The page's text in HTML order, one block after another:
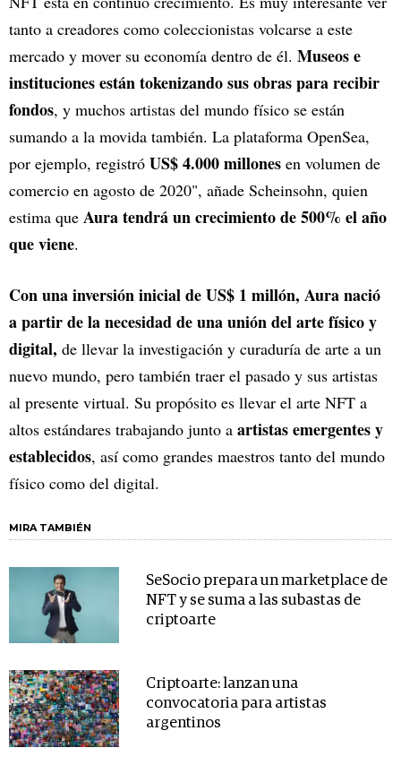
tanto a creadores como coleccionistas volcarse a este
mercado y mover su economía dentro de él. Museos e
instituciones están tokenizando sus obras para recibir
fondos, y muchos artistas del mundo físico se están
sumando a la movida también. La plataforma OpenSea,
por ejemplo, registró US$ 4.000 millones en volumen de
comercio en agosto de 2020", añade Scheinsohn, quien
estima que Aura tendrá un crecimiento de 500% el año
que viene.
Con una inversión inicial de US$ 1 millón, Aura nació
a partir de la necesidad de una unión del arte físico y
digital, de llevar la investigación y curaduría de arte a un
nuevo mundo, pero también traer el pasado y sus artistas
al presente virtual. Su propósito es llevar el arte NFT a
altos estándares trabajando junto a artistas emergentes y
establecidos, así como grandes maestros tanto del mundo
físico como del digital.
MIRA TAMBIÉN
SeSocio prepara un marketplace de
NFT y se suma a las subastas de
criptoarte
Criptoarte: lanzan una
convocatoria para artistas
argentinos